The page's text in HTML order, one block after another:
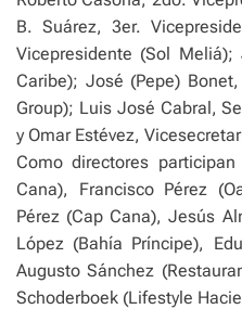
B. Suárez, 3er.
Vicepresidente (Sol
Caribe); José (Pepe)
Group); Luis José Cabral,
y Omar Estévez,
Como directores
Cana), Francisco Pérez
Pérez (Cap Cana), Jesús
López (Bahía Príncipe),
Augusto Sánchez
Schoderboek (Lifestyle